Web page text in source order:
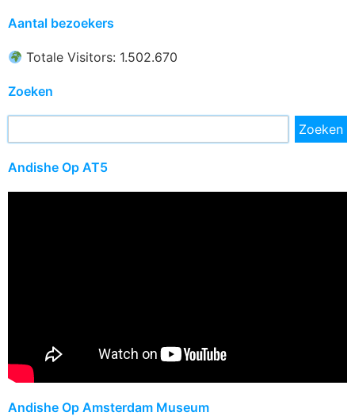
Aantal bezoekers
Totale Visitors: 1.502.670
Zoeken
Zoeken
Andishe Op AT5
Andishe Op Amsterdam Museum